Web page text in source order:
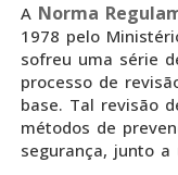
A Norma
1978 pelo
sofreu uma série
processo de
base. Tal revisão
métodos de
segurança, junto a